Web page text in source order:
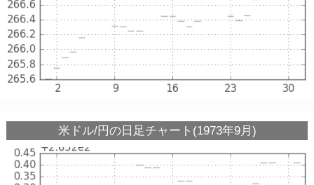
米ドル/円の日足チャート(1973年9月)